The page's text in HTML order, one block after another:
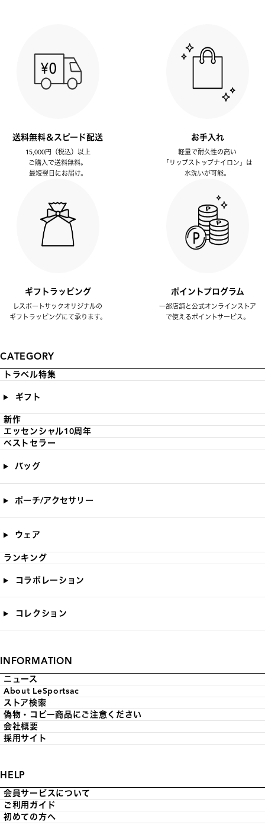
送料無料＆スピード配送
15,000円（税込）以上
ご購入で送料無料。
最短翌日にお届け。
お手入れ
軽量で耐久性の高い
「リップストップナイロン」は
水洗いが可能。
ギフトラッピング
レスポートサックオリジナルの
ギフトラッピングにて承ります。
ポイントプログラム
一部店舗と公式オンラインストア
で使えるポイントサービス。
CATEGORY
トラベル特集
ギフト
新作
エッセンシャル10周年
ベストセラー
バッグ
ポーチ/アクセサリー
ウェア
ランキング
コラボレーション
コレクション
INFORMATION
ニュース
About LeSportsac
ストア検索
偽物・コピー商品にご注意ください
会社概要
採用サイト
HELP
会員サービスについて
ご利用ガイド
初めての方へ